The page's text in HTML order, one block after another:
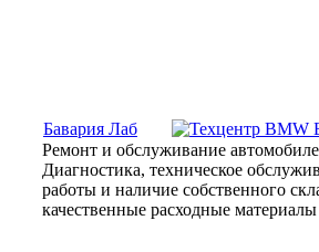
Бавария Лаб
Ремонт и обслуживание
Диагностика, техническое
работы и наличие собственного
качественные расходные